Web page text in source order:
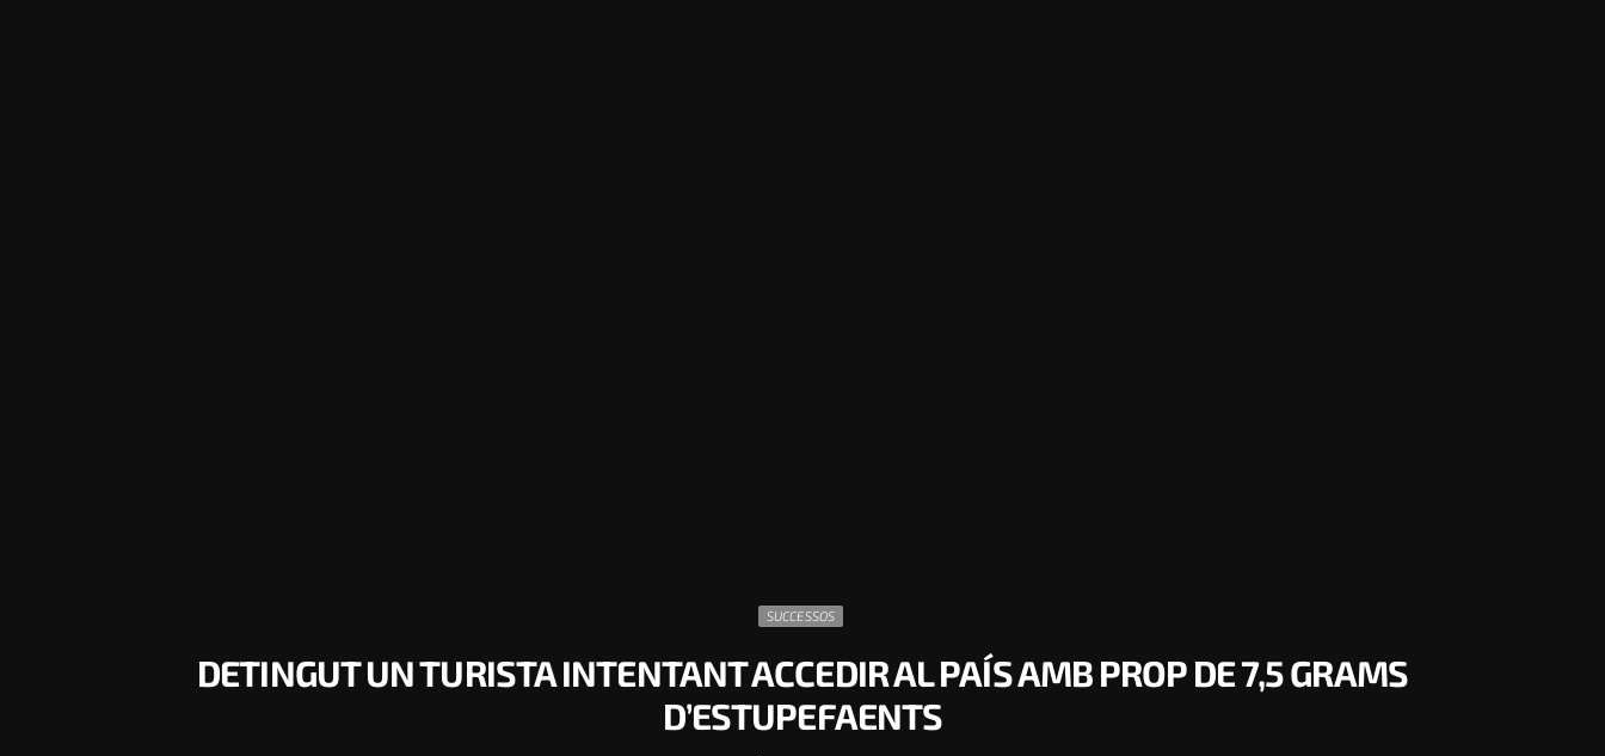
SUCCESSOS
DETINGUT UN TURISTA INTENTANT ACCEDIR AL PAÍS AMB PROP DE 7,5 GRAMS
D’ESTUPEFAENTS